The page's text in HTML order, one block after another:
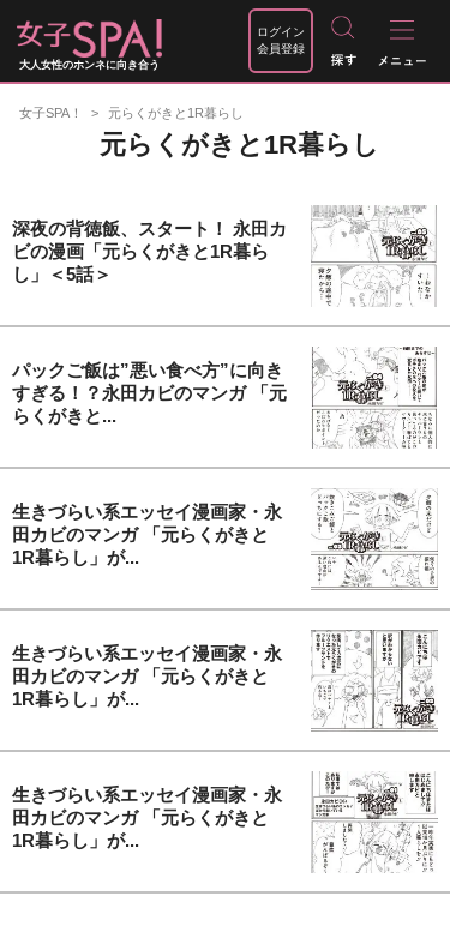
大人女性のホンネに向き合う
ログイン
会員登録
女子SPA！ 元らくがきと1R暮らし
元らくがきと1R暮らし
深夜の背徳飯、スタート！ 永田カ
ビの漫画「元らくがきと1R暮ら
し」＜5話＞
パックご飯は”悪い食べ方”に向き
すぎる！？永田カビのマンガ 「元
らくがきと...
生きづらい系エッセイ漫画家・永
田カビのマンガ 「元らくがきと
1R暮らし」が...
生きづらい系エッセイ漫画家・永
田カビのマンガ 「元らくがきと
1R暮らし」が...
生きづらい系エッセイ漫画家・永
田カビのマンガ 「元らくがきと
1R暮らし」が...